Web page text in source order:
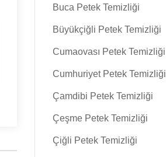
Buca Petek Temizliği
Büyükçiğli Petek Temizliği
Cumaovası Petek Temizliği
Cumhuriyet Petek Temizliği
Çamdibi Petek Temizliği
Çeşme Petek Temizliği
Çiğli Petek Temizliği